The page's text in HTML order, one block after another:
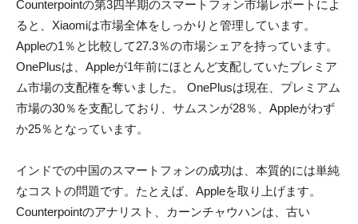
Counterpointの第3四半期のスマートフォン市場レポートによ
ると、Xiaomiは市場全体をしっかりと管理しています。
Appleの1％と比較して27.3％の市場シェアを持っています。
OnePlusは、Appleが1年前にほとんど支配していたプレミア
ム市場の支配権を奪いました。 OnePlusは現在、プレミアム
市場の30％を支配しており、サムスンが28％、Appleがわず
か25％となっています。
インドでの中国のスマートフォンの成功は、本質的には単純
なコストの問題です。たとえば、Appleを取り上げます。
Counterpointのアナリスト、カーンチャウハンは、古い